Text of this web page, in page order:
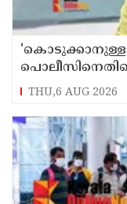
THU,6 AUG 2026